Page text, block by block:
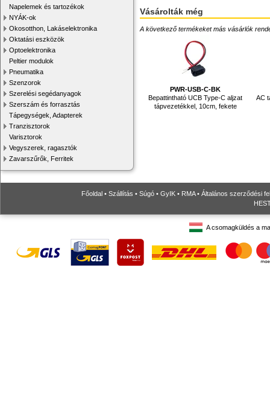
Napelemek és tartozékok
NYÁK-ok
Okosotthon, Lakáselektronika
Oktatási eszközök
Optoelektronika
Peltier modulok
Pneumatika
Szenzorok
Szerelési segédanyagok
Szerszám és forrasztás
Tápegységek, Adapterek
Tranzisztorok
Varisztorok
Vegyszerek, ragasztók
Zavarszűrők, Ferritek
Vásárolták még
A következő termékeket más vásárlók
PWR-USB-C-BK
Bepattintható UCB Type-C aljzat
tápvezetékkel, 10cm, fekete
AC
Főoldal • Szállítás • Súgó • GyIK • RMA• Általános szerződési
A csomagküldés a